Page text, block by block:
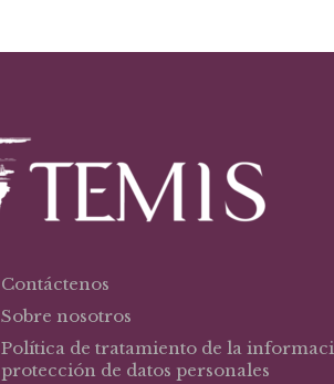
Contáctenos
Sobre nosotros
Política de tratamiento de la
protección de datos personales